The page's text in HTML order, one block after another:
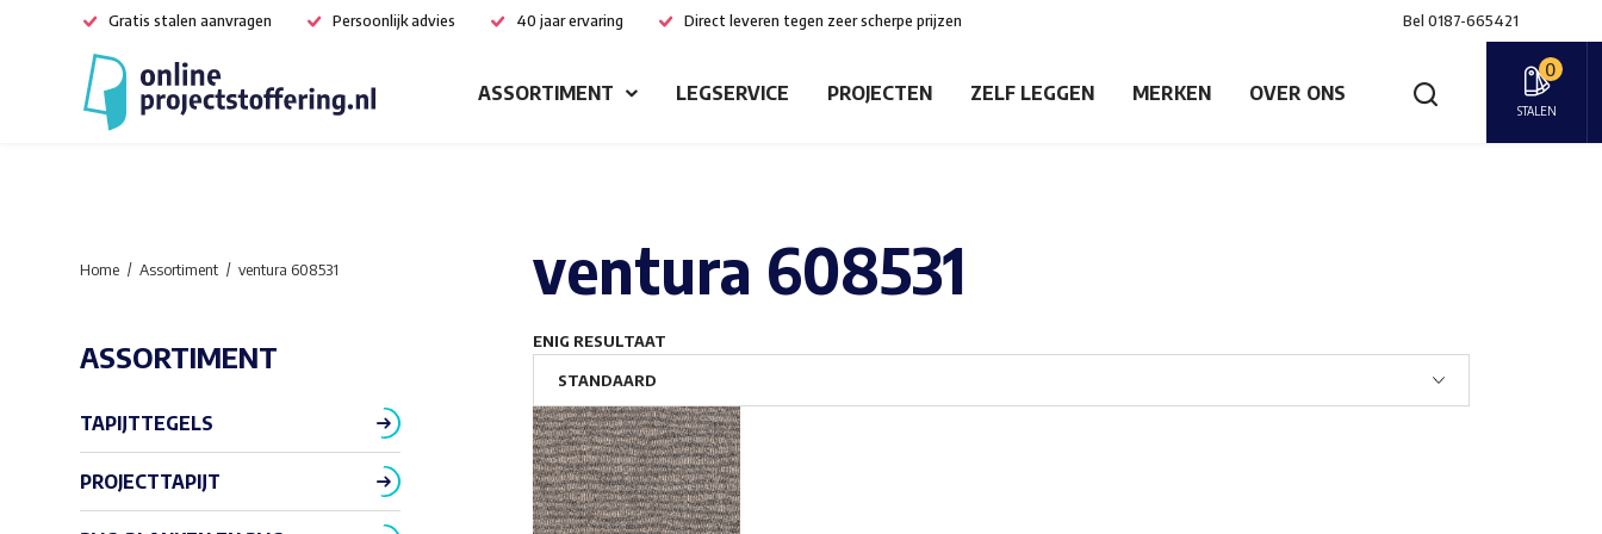
Gratis stalen aanvragen Persoonlijk advies 40 jaar ervaring Direct leveren tegen zeer scherpe prijzen Bel 0187-665421
ASSORTIMENT LEGSERVICE PROJECTEN ZELF LEGGEN MERKEN OVER ONS
0
STALEN
ventura 608531
ENIG RESULTAAT
Home Assortiment ventura 608531
ASSORTIMENT
TAPIJTTEGELS
PROJECTTAPIJT